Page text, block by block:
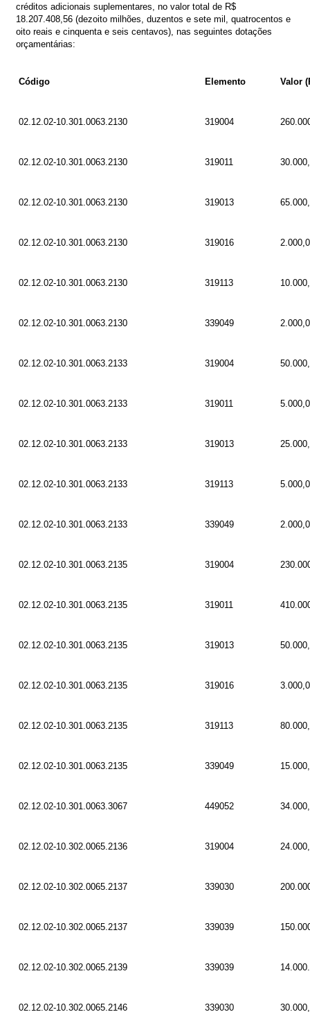
créditos adicionais suplementares , no valor total de R$
18.207.408,56 (dezoito milhões, duzentos e sete mil, quatrocentos e
oito reais e cinquenta e seis centavos), nas seguintes dotações
orçamentárias:
Código Elemento Valor
02.12.02-10.301.0063.2130 319004
02.12.02-10.301.0063.2130 319011
02.12.02-10.301.0063.2130 319013
02.12.02-10.301.0063.2130 319016
02.12.02-10.301.0063.2130 319113
02.12.02-10.301.0063.2130 339049
02.12.02-10.301.0063.2133 319004
02.12.02-10.301.0063.2133 319011
02.12.02-10.301.0063.2133 319013
02.12.02-10.301.0063.2133 319113
02.12.02-10.301.0063.2133 339049
02.12.02-10.301.0063.2135 319004
02.12.02-10.301.0063.2135 319011
02.12.02-10.301.0063.2135 319013
02.12.02-10.301.0063.2135 319016
02.12.02-10.301.0063.2135 319113
02.12.02-10.301.0063.2135 339049
02.12.02-10.301.0063.3067 449052
02.12.02-10.302.0065.2136 319004
02.12.02-10.302.0065.2137 339030
02.12.02-10.302.0065.2137 339039
02.12.02-10.302.0065.2139 339039
02.12.02-10.302.0065.2146 339030